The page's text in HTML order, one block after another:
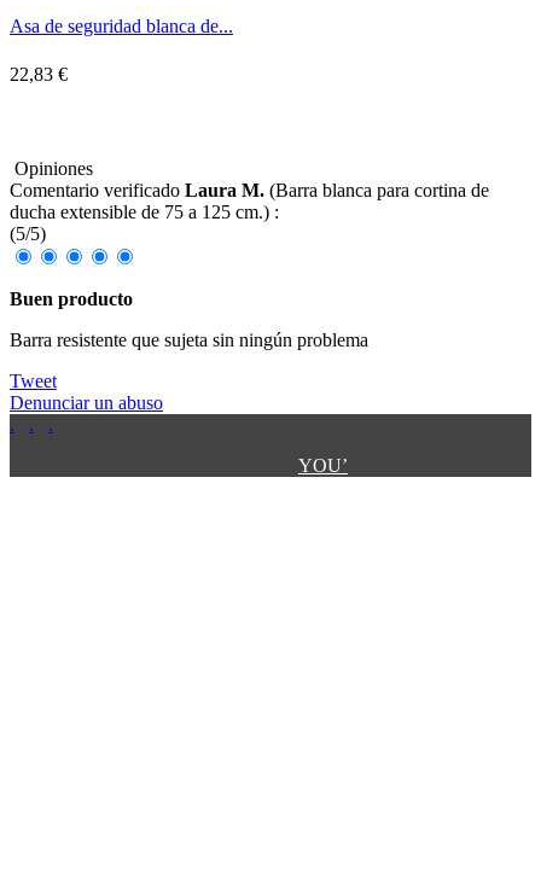
Asa de seguridad blanca de...
22,83 €
Opiniones
Comentario verificado Laura M. (Barra blanca para cortina de
ducha extensible de 75 a 125 cm.) :
(5/5)
Buen producto
Barra resistente que sujeta sin ningún problema
Tweet
Denunciar un abuso
.
.
.
YOU’